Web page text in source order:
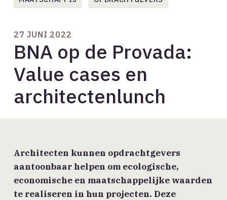
27 JUNI 2022
BNA op de Provada:
Value cases en
architectenlunch
Architecten kunnen opdrachtgevers
aantoonbaar helpen om ecologische,
economische en maatschappelijke waarden
te realiseren in hun projecten. Deze